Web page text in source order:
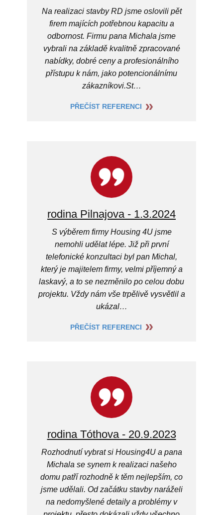
Na realizaci stavby RD jsme oslovili pět
firem majících potřebnou kapacitu a
odbornost. Firmu pana Michala jsme
vybrali na základě kvalitně zpracované
nabídky, dobré ceny a profesionálního
přístupu k nám, jako potencionálnímu
zákazníkovi.St…
PŘEČÍST REFERENCI
rodina Pilnajova - 1.3.2024
S výběrem firmy Housing 4U jsme
nemohli udělat lépe. Již při první
telefonické konzultaci byl pan Michal,
který je majitelem firmy, velmi příjemný a
laskavý, a to se nezměnilo po celou dobu
projektu. Vždy nám vše trpělivě vysvětlil a
ukázal…
PŘEČÍST REFERENCI
rodina Tóthova - 20.9.2023
Rozhodnutí vybrat si Housing4U a pana
Michala se synem k realizaci našeho
domu patří rozhodně k těm nejlepším, co
jsme udělali. Od začátku stavby naráželi
na nedomyšlené detaily a problémy v